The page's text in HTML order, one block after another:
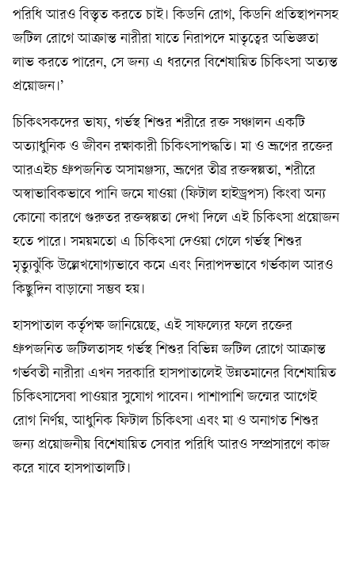
পরিধি আরও বিস্তৃত করতে চাই। কিডনি রোগ, কিডনি প্রতিস্থাপনসহ
জটিল রোগে আক্রান্ত নারীরা যাতে নিরাপদে মাতৃত্বের অভিজ্ঞতা
লাভ করতে পারেন, সে জন্য এ ধরনের বিশেষায়িত চিকিৎসা অত্যন্ত
প্রয়োজন।’
চিকিৎসকদের ভাষ্য, গর্ভস্থ শিশুর শরীরে রক্ত সঞ্চালন একটি
অত্যাধুনিক ও জীবন রক্ষাকারী চিকিৎসাপদ্ধতি। মা ও ভ্রূণের রক্তের
আরএইচ গ্রুপজনিত অসামঞ্জস্য, ভ্রূণের তীব্র রক্তস্বল্পতা, শরীরে
অস্বাভাবিকভাবে পানি জমে যাওয়া (ফিটাল হাইড্রপস) কিংবা অন্য
কোনো কারণে গুরুতর রক্তস্বল্পতা দেখা দিলে এই চিকিৎসা প্রয়োজন
হতে পারে। সময়মতো এ চিকিৎসা দেওয়া গেলে গর্ভস্থ শিশুর
মৃত্যুঝুঁকি উল্লেখযোগ্যভাবে কমে এবং নিরাপদভাবে গর্ভকাল আরও
কিছুদিন বাড়ানো সম্ভব হয়।
হাসপাতাল কর্তৃপক্ষ জানিয়েছে, এই সাফল্যের ফলে রক্তের
গ্রুপজনিত জটিলতাসহ গর্ভস্থ শিশুর বিভিন্ন জটিল রোগে আক্রান্ত
গর্ভবতী নারীরা এখন সরকারি হাসপাতালেই উন্নতমানের বিশেষায়িত
চিকিৎসাসেবা পাওয়ার সুযোগ পাবেন। পাশাপাশি জন্মের আগেই
রোগ নির্ণয়, আধুনিক ফিটাল চিকিৎসা এবং মা ও অনাগত শিশুর
জন্য প্রয়োজনীয় বিশেষায়িত সেবার পরিধি আরও সম্প্রসারণে কাজ
করে যাবে হাসপাতালটি।